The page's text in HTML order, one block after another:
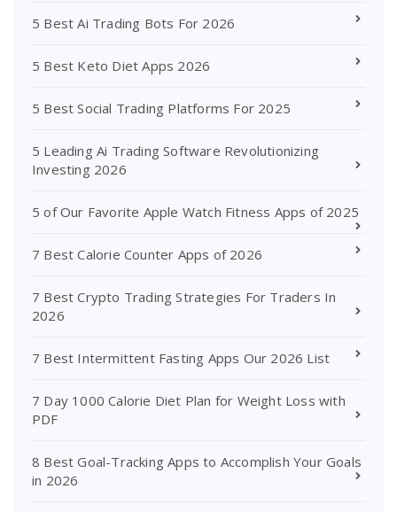
5 Best Ai Trading Bots For 2026
5 Best Keto Diet Apps 2026
5 Best Social Trading Platforms For 2025
5 Leading Ai Trading Software Revolutionizing
Investing 2026
5 of Our Favorite Apple Watch Fitness Apps of 2025
7 Best Calorie Counter Apps of 2026
7 Best Crypto Trading Strategies For Traders In
2026
7 Best Intermittent Fasting Apps Our 2026 List
7 Day 1000 Calorie Diet Plan for Weight Loss with
PDF
8 Best Goal-Tracking Apps to Accomplish Your Goals
in 2026